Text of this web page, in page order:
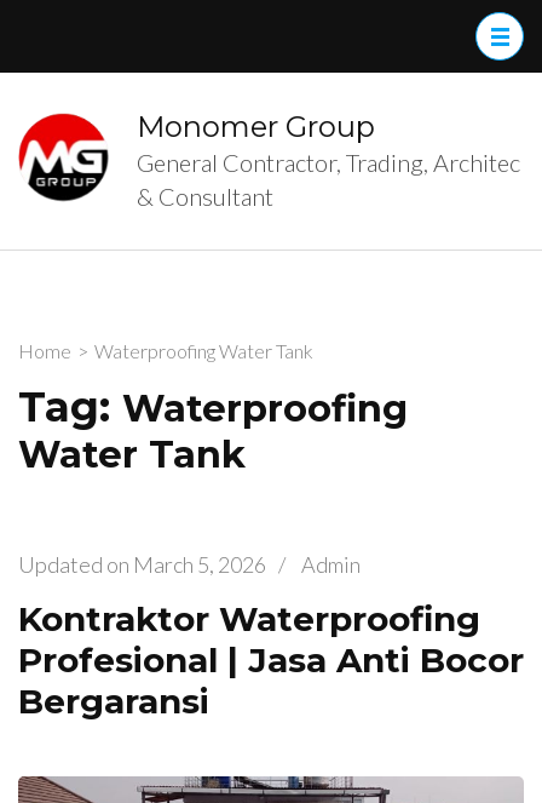
(Press
Enter)
Monomer Group
General Contractor, Trading, Architec
& Consultant
Home > Waterproofing Water Tank
Tag: Waterproofing
Water Tank
Updated on March 5, 2026 / Admin
Kontraktor Waterproofing
Profesional | Jasa Anti Bocor
Bergaransi